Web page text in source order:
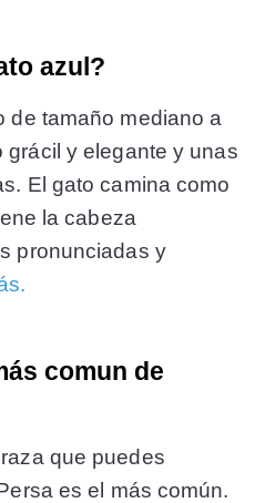
azul?
de tamaño mediano a
y elegante y unas
El gato camina como
la cabeza
pronunciadas y
comun de
que puedes
es el más común.